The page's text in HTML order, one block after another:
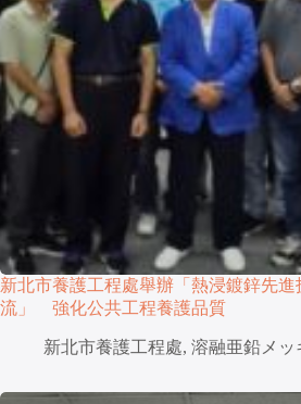
新北市養護工程處舉辦「熱浸鍍鋅先進
流」 強化公共工程養護品質
新北市養護工程處, 溶融亜鉛メッ